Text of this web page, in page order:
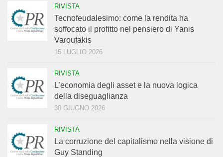
RIVISTA
Tecnofeudalesimo: come la rendita ha
soffocato il profitto nel pensiero di Yanis
Varoufakis
15 LUGLIO 2026
RIVISTA
L’economia degli asset e la nuova logica
della diseguaglianza
30 GIUGNO 2026
RIVISTA
La corruzione del capitalismo nella visione di
Guy Standing